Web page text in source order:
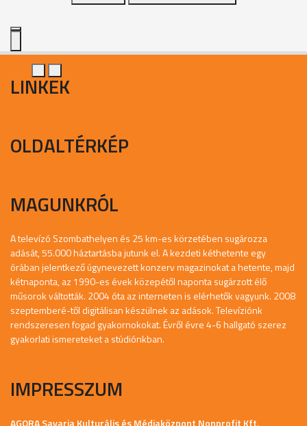
LINKEK
OLDALTÉRKÉP
MAGUNKRÓL
A televízó Szombathelyen és 25 km-es körzetében sugározza
adását, 55.000 háztartásba jutunk el. A kezdeti kéthetente egy
órában jelentkező úgynevezett konzerv magazinokat a hetente, majd
kétnaponta, az 1990-es évek közepétől naponta sugárzott élő
műsorok váltották. 2004 óta az interneten is elérhetők vagyunk. 2008
szeptemberé-től digitálisan készülnek az adások. Televíziónk
rendszeresen fogad gyakornokokat. Évről évre 4-6 hallgató szerez
gyakorlati ismereteket a stúdiónkban.
IMPRESSZUM
AGORA Savaria Kulturális és Médiaközpont Nonprofit Kft.